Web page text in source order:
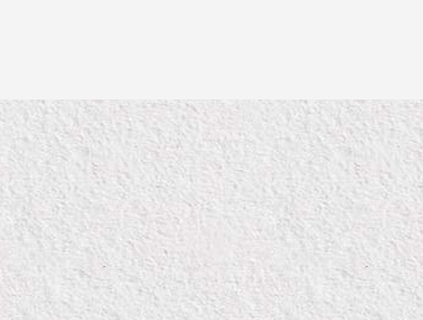
دسته‌هاس
عل